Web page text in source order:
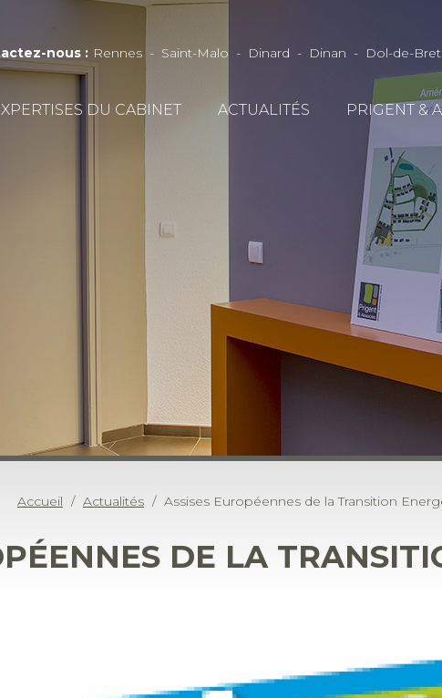
nous : Rennes Saint-Malo Dinard Dinan Dol-de-
DU CABINET ACTUALITÉS PRIGENT &
Accueil Actualités Assises Européennes de la Transition
DE LA